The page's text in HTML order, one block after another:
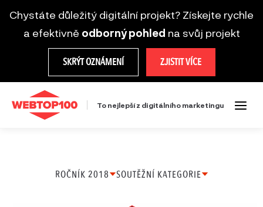
Chystáte důležitý digitální projekt? Získejte rychle
a efektivně odborný pohled na svůj projekt
SKRÝT OZNÁMENÍ ZJISTIT VÍCE
To nejlepší z digitálního marketingu
ROČNÍK 2018 SOUTĚŽNÍ KATEGORIE